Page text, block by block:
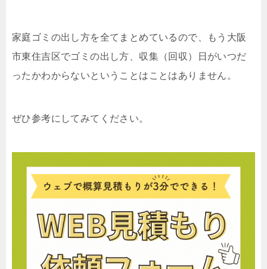
家庭ゴミの出し方を全てまとめているので、もう大阪
市東住吉区でゴミの出し方、収集（回収）日がいつだ
ったかわからないということはことはありません。
ぜひ参考にしてみてください。